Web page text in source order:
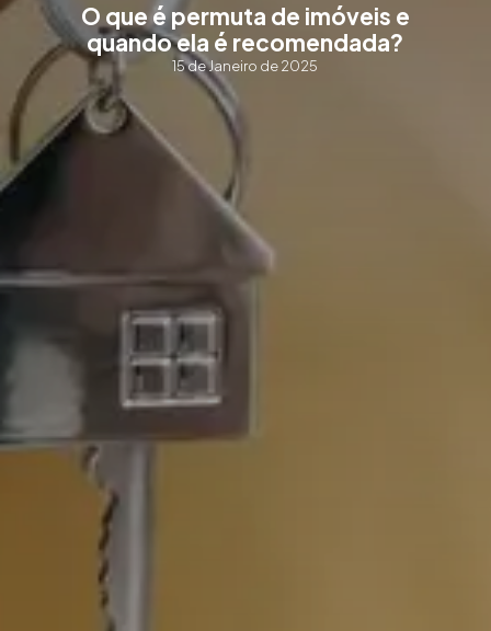
O que é permuta de imóveis e
quando ela é recomendada?
15 de Janeiro de 2025